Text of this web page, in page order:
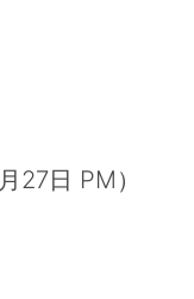
27日 PM）